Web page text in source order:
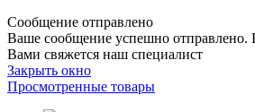
Сообщение отправлено
Ваше сообщение успешно отправлено.
Вами свяжется наш специалист
Закрыть окно
Просмотренные товары